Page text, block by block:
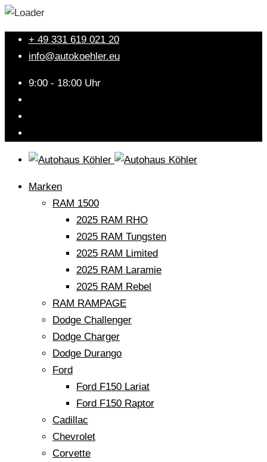
+ 49 331 619 021 20
info@autokoehler.eu
9:00 - 18:00 Uhr
Marken
RAM 1500
2025 RAM RHO
2025 RAM Tungsten
2025 RAM Limited
2025 RAM Laramie
2025 RAM Rebel
RAM RAMPAGE
Dodge Challenger
Dodge Charger
Dodge Durango
Ford
Ford F150 Lariat
Ford F150 Raptor
Cadillac
Chevrolet
Corvette